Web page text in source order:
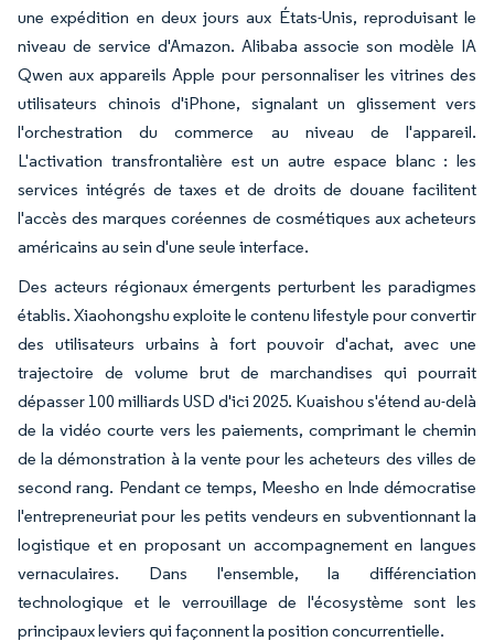
une expédition en deux jours aux États-Unis, reproduisant le
niveau de service d'Amazon. Alibaba associe son modèle IA
Qwen aux appareils Apple pour personnaliser les vitrines des
utilisateurs chinois d'iPhone, signalant un glissement vers
l'orchestration du commerce au niveau de l'appareil.
L'activation transfrontalière est un autre espace blanc : les
services intégrés de taxes et de droits de douane facilitent
l'accès des marques coréennes de cosmétiques aux acheteurs
américains au sein d'une seule interface.
Des acteurs régionaux émergents perturbent les paradigmes
établis. Xiaohongshu exploite le contenu lifestyle pour convertir
des utilisateurs urbains à fort pouvoir d'achat, avec une
trajectoire de volume brut de marchandises qui pourrait
dépasser 100 milliards USD d'ici 2025. Kuaishou s'étend au-delà
de la vidéo courte vers les paiements, comprimant le chemin
de la démonstration à la vente pour les acheteurs des villes de
second rang. Pendant ce temps, Meesho en Inde démocratise
l'entrepreneuriat pour les petits vendeurs en subventionnant la
logistique et en proposant un accompagnement en langues
vernaculaires. Dans l'ensemble, la différenciation
technologique et le verrouillage de l'écosystème sont les
principaux leviers qui façonnent la position concurrentielle.